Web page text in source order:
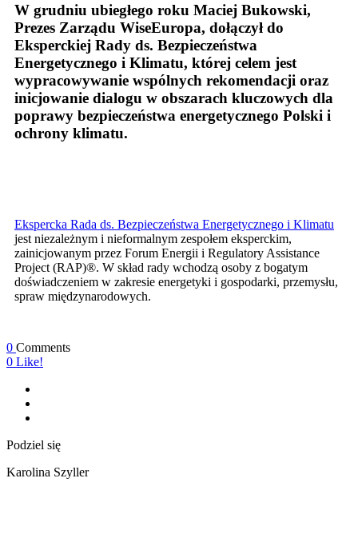
W grudniu ubiegłego roku Maciej Bukowski,
Prezes Zarządu WiseEuropa, dołączył do
Eksperckiej Rady ds. Bezpieczeństwa
Energetycznego i Klimatu, której celem jest
wypracowywanie wspólnych rekomendacji oraz
inicjowanie dialogu w obszarach kluczowych dla
poprawy bezpieczeństwa energetycznego Polski i
ochrony klimatu.
Ekspercka Rada ds. Bezpieczeństwa Energetycznego i Klimatu
jest niezależnym i nieformalnym zespołem eksperckim,
zainicjowanym przez Forum Energii i Regulatory Assistance
Project (RAP)®. W skład rady wchodzą osoby z bogatym
doświadczeniem w zakresie energetyki i gospodarki, przemysłu,
spraw międzynarodowych.
0 Comments
0 Like!
Podziel się
Karolina Szyller